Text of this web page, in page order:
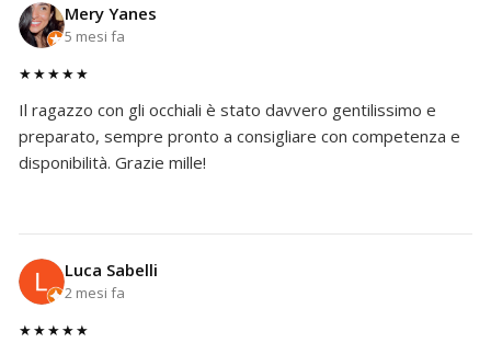
Mery Yanes
5 mesi fa
★★★★★
Il ragazzo con gli occhiali è stato davvero gentilissimo e
preparato, sempre pronto a consigliare con competenza e
disponibilità. Grazie mille!
Luca Sabelli
2 mesi fa
★★★★★